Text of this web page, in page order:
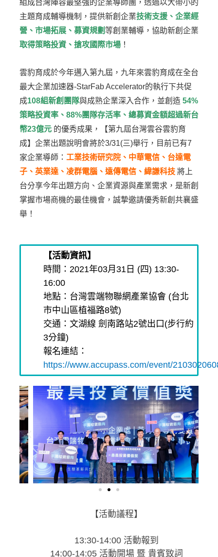
組成台灣陣容最堅強的企業導師團，透過以大帶小的
主題育成輔導機制，提供新創企業技術支援、企業經
營、市場拓展、募資規劃等創業輔導，協助新創企業
取得策略投資、搶攻國際市場 ！
雲豹育成於今年邁入第九屆，九年來雲豹育成在全台
最大企業加速器-StarFab Accelerator的執行下共促
成108組新創團隊與成熟企業深入合作，並創造 54%
策略投資率、88%團隊存活率、總募資金額超過新台
幣23億元 的優秀成果，【第九屆台灣雲谷雲豹育
成】企業出題說明會將於3/31(三)舉行，目前已有7
家企業導師： 工業技術研究院、中華電信、台達電
子、英業達、凌群電腦、遠傳電信、緯謙科技 將上
台分享今年出題方向、企業資源與產業需求，是新創
掌握市場商機的最佳機會，誠摯邀請優秀新創共襄盛
舉！
【活動資訊】
時間：2021年03月31日 (四) 13:30-
16:00
地點：台灣雲端物聯網產業協會 (台北
市中山區植福路8號)
交通：文湖線 劍南路站2號出口(步行約
3分鐘)
報名連結：
https://www.accupass.com/event/
【活動議程】
13:30-14:00 活動報到
14:00-14:05 活動開場 暨 貴賓致詞